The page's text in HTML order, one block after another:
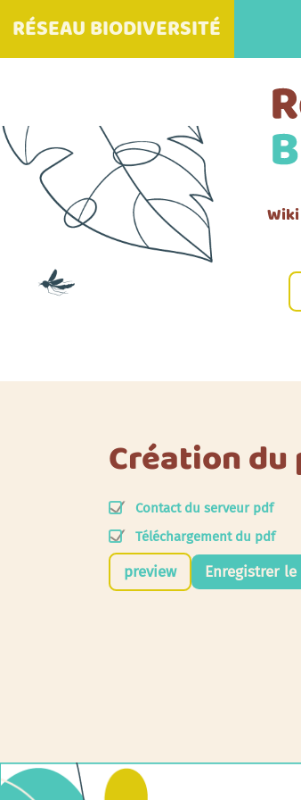
RÉSEAU BIODIVERSITÉ
Création
Contact du serveur pdf
Téléchargement du pdf
preview Enregistrer